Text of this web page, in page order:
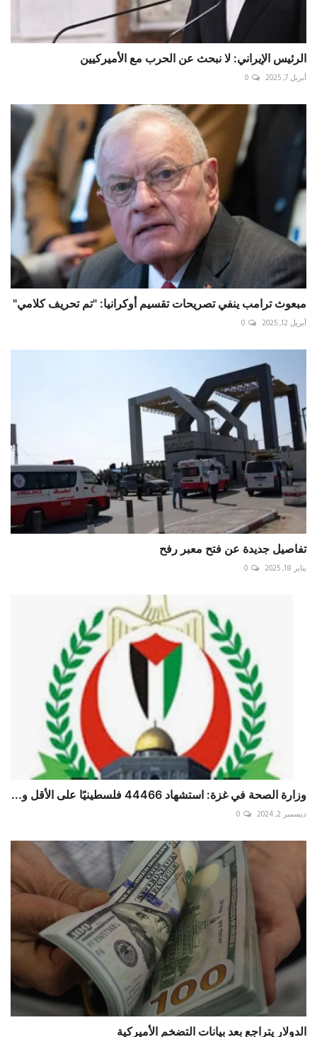
الرئيس الإيراني: لا نبحث عن الحرب مع الأميركيين
أبريل 7, 2025 0
مبعوث ترامب ينفي تصريحات تقسيم أوكرانيا: "تم تحريف كلامي"
أبريل 12, 2025 0
تفاصيل جديدة عن فتح معبر رفح
يناير 18, 2025 0
وزارة الصحة في غزة: استشهاد 44466 فلسطينيًا على الأقل و...
ديسمبر 2, 2024 0
الدولار يتراجع بعد بيانات التضخم الأميركية